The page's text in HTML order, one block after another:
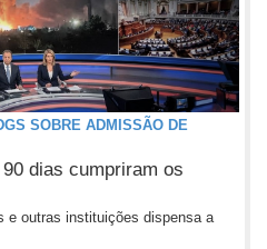
SOBRE ADMISSÃO DE
dias cumpriram os
e outras instituições dispensa a